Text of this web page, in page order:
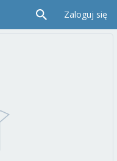
Zaloguj się